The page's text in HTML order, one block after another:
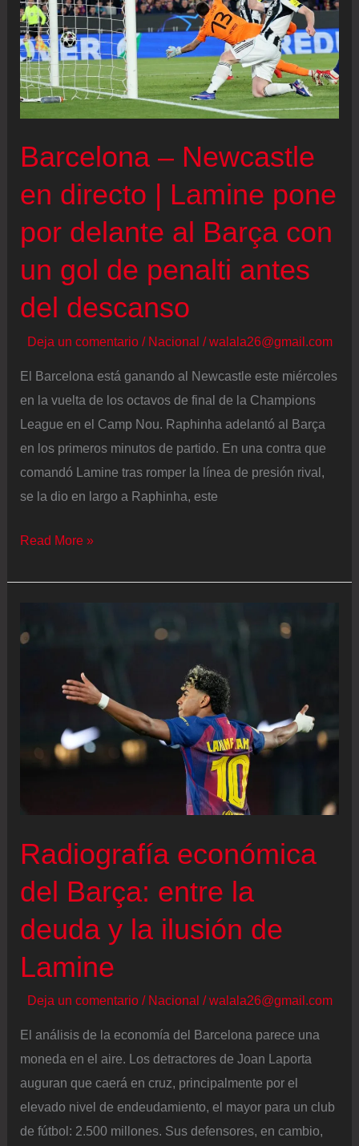
Eric
García
y
Llorente,
titulares
la
Barcelona – Newcastle
en directo | Lamine pone
por delante al Barça con
un gol de penalti antes
del descanso
Deja un comentario / Nacional /walala26@gmail.com
El Barcelona está ganando al Newcastle este miércoles
en la vuelta de los octavos de final de la Champions
League en el Camp Nou. Raphinha adelantó al Barça
en los primeros minutos de partido. En una contra que
comandó Lamine tras romper la línea de presión rival,
se la dio en largo a Raphinha, este
Barcelona
Newcastle
directo
Lamine
delante
un
de
penalti
del
descanso
Read More »
Radiografía económica
del Barça: entre la
deuda y la ilusión de
Lamine
Deja un comentario / Nacional /walala26@gmail.com
El análisis de la economía del Barcelona parece una
moneda en el aire. Los detractores de Joan Laporta
auguran que caerá en cruz, principalmente por el
elevado nivel de endeudamiento, el mayor para un club
de fútbol: 2.500 millones. Sus defensores, en cambio,